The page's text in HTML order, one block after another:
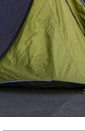
pas trouvé de